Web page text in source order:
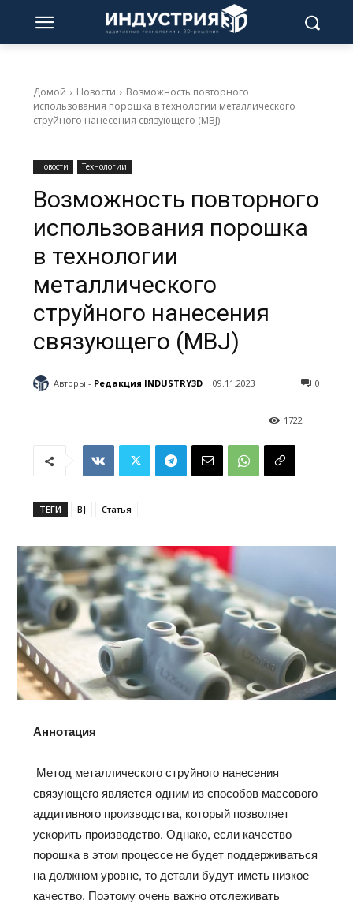
Домой Новости
Возможность повторного
использования порошка в технологии металлического
струйного нанесения связующего (MBJ)
Новости Технологии
Возможность повторного
использования порошка
в технологии
металлического
струйного нанесения
связующего (MBJ)
Авторы - Редакция INDUSTRY3D 09.11.2023 0
1722
ТЕГИ BJ Статья
Аннотация
Метод металлического струйного нанесения
связующего является одним из способов массового
аддитивного производства, который позволяет
ускорить производство. Однако, если качество
порошка в этом процессе не будет поддерживаться
на должном уровне, то детали будут иметь низкое
качество. Поэтому очень важно отслеживать